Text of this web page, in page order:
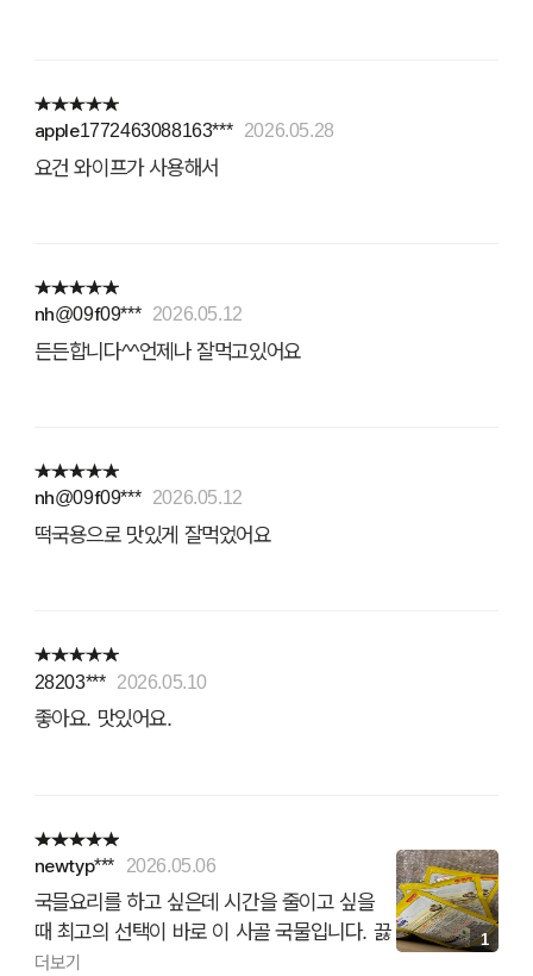
apple1772463088163*** 2026.05.28
요건 와이프가 사용해서
nh@09f09*** 2026.05.12
든든합니다^^언제나 잘먹고있어요
nh@09f09*** 2026.05.12
떡국용으로 맛있게 잘먹었어요
28203*** 2026.05.10
좋아요. 맛있어요.
newtyp*** 2026.05.06
국믈요리를 하고 싶은데 시간을 줄이고 싶을
때 최고의 선택이 바로 이 사골 국물입니다. 끓
이고 내용물 넣고 또 끓이면 끝입니다.
더보기
1